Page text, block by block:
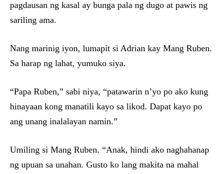
pagdausan ng kasal ay bunga pala ng dugo at pawis ng
sariling ama.
Nang marinig iyon, lumapit si Adrian kay Mang Ruben.
Sa harap ng lahat, yumuko siya.
“Papa Ruben,” sabi niya, “patawarin n’yo po ako kung
hinayaan kong manatili kayo sa likod. Dapat kayo po
ang unang inalalayan namin.”
Umiling si Mang Ruben. “Anak, hindi ako naghahanap
ng upuan sa unahan. Gusto ko lang makita na mahal